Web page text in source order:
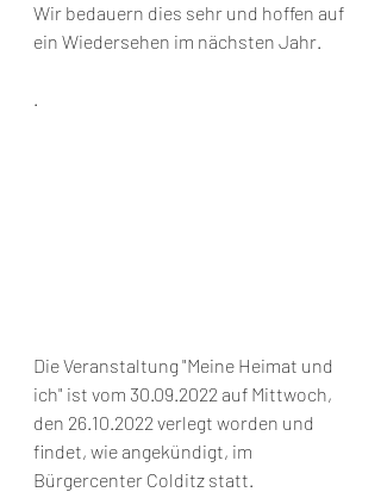
Wir bedauern dies sehr und hoffen auf
ein Wiedersehen im nächsten Jahr.
.
Die Veranstaltung "Meine Heimat und
ich" ist vom 30.09.2022 auf Mittwoch,
den 26.10.2022 verlegt worden und
findet, wie angekündigt, im
Bürgercenter Colditz statt.